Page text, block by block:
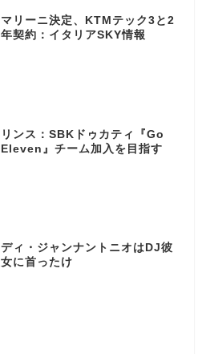
マリーニ決定、KTMテック3と2
年契約：イタリアSKY情報
リンス：SBKドゥカティ『Go
Eleven』チーム加入を目指す
ディ・ジャンナントニオはDJ彼
女に首ったけ